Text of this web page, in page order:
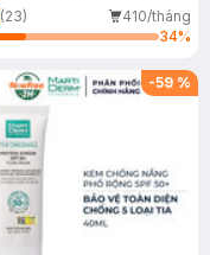
(23)
410/tháng
34%
-59 %